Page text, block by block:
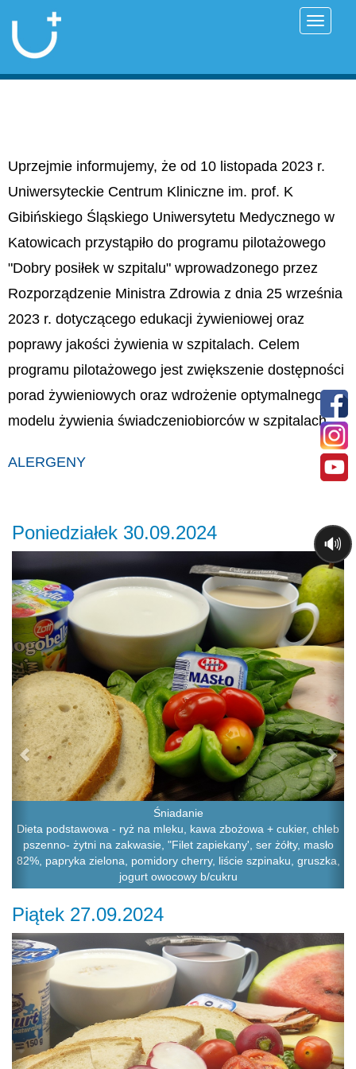
Uprzejmie informujemy, że od 10 listopada 2023 r.
Uniwersyteckie Centrum Kliniczne im. prof. K
Gibińskiego Śląskiego Uniwersytetu Medycznego w
Katowicach przystąpiło do programu pilotażowego
"Dobry posiłek w szpitalu" wprowadzonego przez
Rozporządzenie Ministra Zdrowia z dnia 25 września
2023 r. dotyczącego edukacji żywieniowej oraz
poprawy jakości żywienia w szpitalach. Celem
programu pilotażowego jest zwiększenie dostępności
porad żywieniowych oraz wdrożenie optymalnego
modelu żywienia świadczeniobiorców w szpitalach.
ALERGENY
Poniedziałek 30.09.2024
Śniadanie
Dieta podstawowa - ryż na mleku, kawa zbożowa + cukier, chleb
pszenno- żytni na zakwasie, "Filet zapiekany', ser żółty, masło
82%, papryka zielona, pomidory cherry, liście szpinaku, gruszka,
jogurt owocowy b/cukru
Previous
Piątek 27.09.2024
Previous
🔊